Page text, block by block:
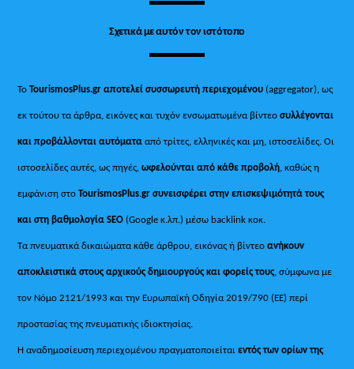
Σχετικά με αυτόν τον ιστότοπο
ΤοTourismosPlus.gr αποτελεί συσσωρευτή περιεχομένου (aggregator), ως
εκ τούτου τα άρθρα, εικόνες και τυχόν ενσωματωμένα βίντεοσυλλέγονται
και προβάλλονται αυτόματααπό τρίτες, ελληνικές και μη, ιστοσελίδες. Οι
ιστοσελίδες αυτές, ως πηγές,ωφελούνται από κάθε προβολή, καθώς η
εμφάνιση στοTourismosPlus.gr συνεισφέρει στην επισκεψιμότητά τους
και στη βαθμολογία SEO (Google κ.λπ.) μέσω backlink κοκ.
Τα πνευματικά δικαιώματα κάθε άρθρου, εικόνας ή βίντεοανήκουν
αποκλειστικά στους αρχικούς δημιουργούς και φορείς τους, σύμφωνα με
τον Νόμο 2121/1993 και την Ευρωπαϊκή Οδηγία 2019/790 (ΕΕ) περί
προστασίας της πνευματικής ιδιοκτησίας.
Η αναδημοσίευση περιεχομένου πραγματοποιείταιεντός των ορίων της